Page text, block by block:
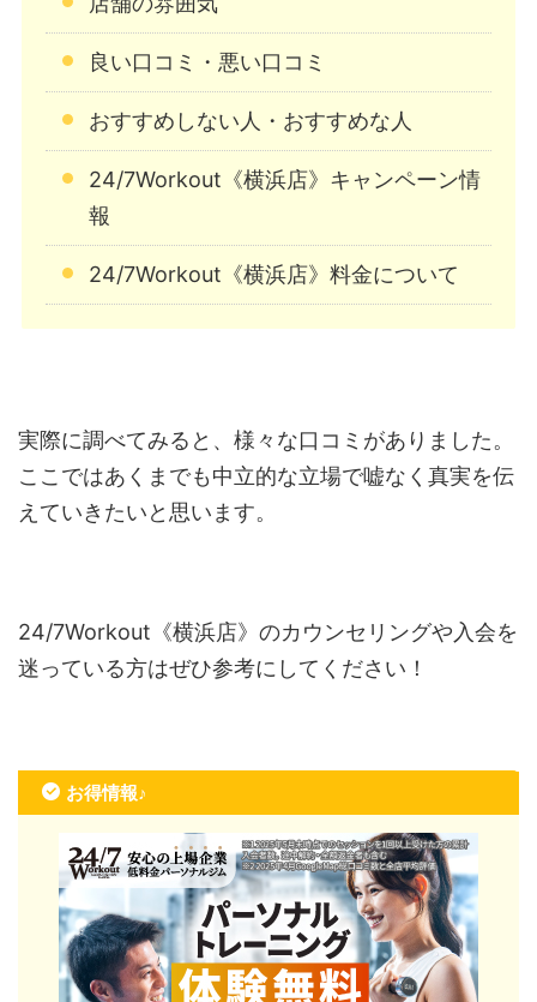
良い口コミ・悪い口コミ
おすすめしない人・おすすめな人
24/7Workout《横浜店》キャンペーン情
報
24/7Workout《横浜店》料金について
実際に調べてみると、様々な口コミがありました。
ここではあくまでも中立的な立場で嘘なく真実を伝
えていきたいと思います。
24/7Workout《横浜店》のカウンセリングや入会を
迷っている方はぜひ参考にしてください！
お得情報♪